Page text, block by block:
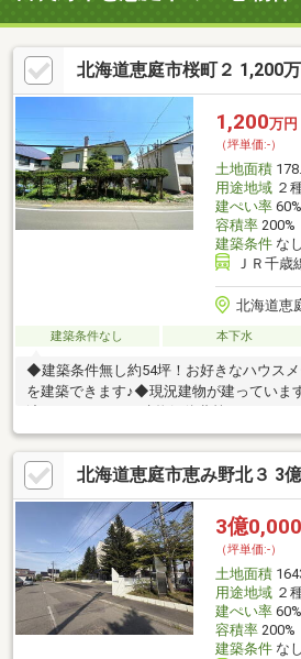
北海道恵庭市桜町２ 1,200
1,200万円
（坪単価:-）
土地面積
用途地域２
建ぺい率60%
容積率200%
建築条件なし
ＪＲ千歳
北海道恵
建築条件なし 本下水
◆建築条件無し約54坪！お好きなハウス
を建築できます♪◆現況建物が建っていま
ビニ・ドラックストアまで徒歩10分圏内
です♪◆近くには公園もあるので子育て世
◆道道46号線の近くなので、車で札幌や苫
利です♪
北海道恵庭市恵み野北３ 3
3億0,000
（坪単価:-）
土地面積
用途地域２
建ぺい率60%
容積率200%
建築条件なし